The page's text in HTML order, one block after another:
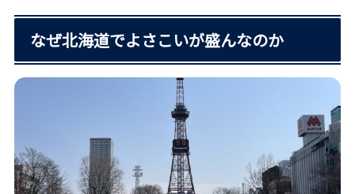
なぜ北海道でよさこいが盛んなのか